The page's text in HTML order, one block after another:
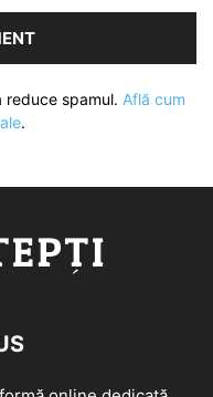
reduce spamul. Află cum
.